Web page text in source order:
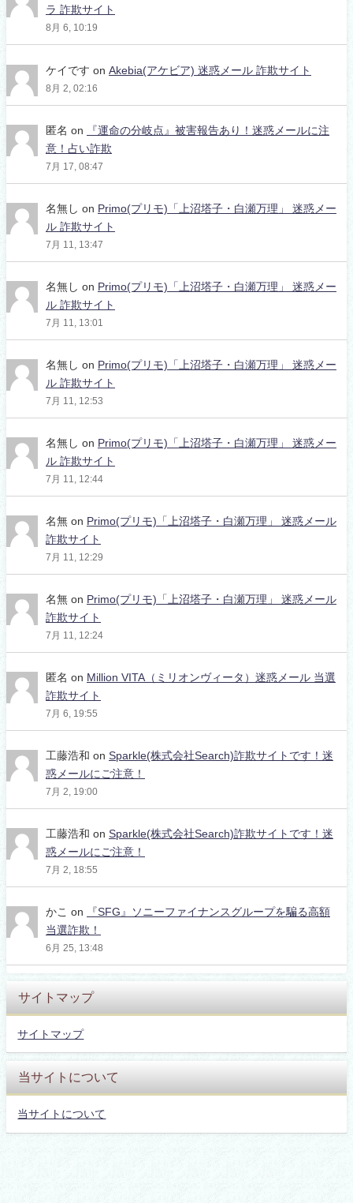
ラ 詐欺サイト
8月 6, 10:19
ケイです on Akebia(アケビア) 迷惑メール 詐欺サイト
8月 2, 02:16
匿名 on
『運命の分岐点』被害報告あり！迷惑メールに注
意！占い詐欺
7月 17, 08:47
名無し on Primo(プリモ)「上沼塔子・白瀬万理」 迷惑メー
ル 詐欺サイト
7月 11, 13:47
名無し on Primo(プリモ)「上沼塔子・白瀬万理」 迷惑メー
ル 詐欺サイト
7月 11, 13:01
名無し on Primo(プリモ)「上沼塔子・白瀬万理」 迷惑メー
ル 詐欺サイト
7月 11, 12:53
名無し on Primo(プリモ)「上沼塔子・白瀬万理」 迷惑メー
ル 詐欺サイト
7月 11, 12:44
名無 on Primo(プリモ)「上沼塔子・白瀬万理」 迷惑メール
詐欺サイト
7月 11, 12:29
名無 on Primo(プリモ)「上沼塔子・白瀬万理」 迷惑メール
詐欺サイト
7月 11, 12:24
匿名 on Million VITA（ミリオンヴィータ）迷惑メール 当選
詐欺サイト
7月 6, 19:55
工藤浩和 on Sparkle(株式会社Search)詐欺サイトです！迷
惑メールにご注意！
7月 2, 19:00
工藤浩和 on Sparkle(株式会社Search)詐欺サイトです！迷
惑メールにご注意！
7月 2, 18:55
かこ on
『SFG』ソニーファイナンスグループを騙る高額
当選詐欺！
6月 25, 13:48
サイトマップ
サイトマップ
当サイトについて
当サイトについて